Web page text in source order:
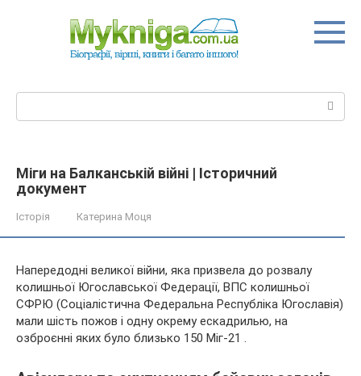
Міги на Балканській війні | Історичний
документ
Історія Катерина Моця
Напередодні великої війни, яка призвела до розвалу
колишньої Югославської Федерації, ВПС колишньої
СФРЮ (Соціалістична Федеральна Республіка Югославія)
мали шість пожов і одну окрему ескадрилью, на
озброєнні яких було близько 150 Міг-21 .